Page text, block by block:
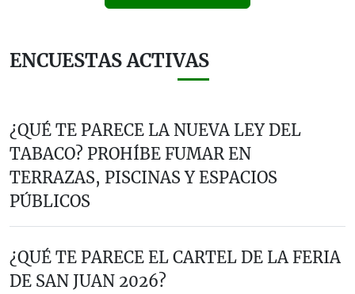
ENCUESTAS ACTIVAS
¿QUÉ TE PARECE LA NUEVA LEY DEL
TABACO? PROHÍBE FUMAR EN
TERRAZAS, PISCINAS Y ESPACIOS
PÚBLICOS
¿QUÉ TE PARECE EL CARTEL DE LA FERIA
DE SAN JUAN 2026?